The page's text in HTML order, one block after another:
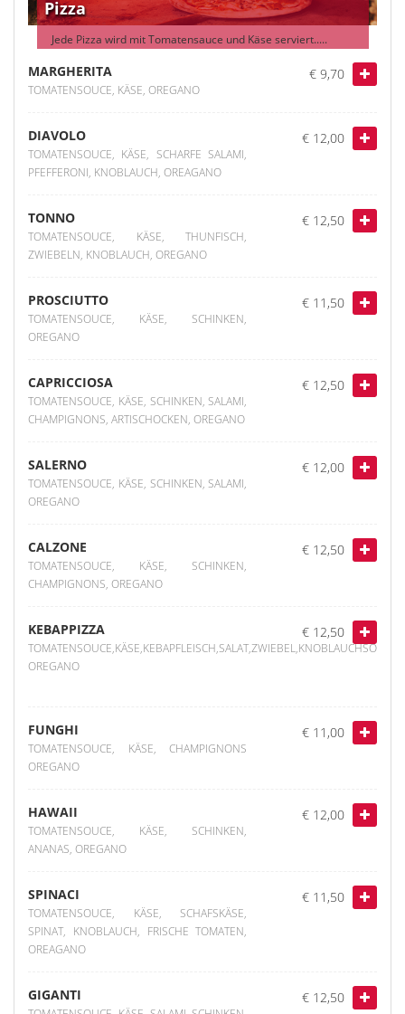
Pizza
Jede Pizza wird mit Tomatensauce und Käse serviert.....
MARGHERITA
TOMATENSOUCE, KÄSE, OREGANO
€ 9,70
DIAVOLO
TOMATENSOUCE, KÄSE, SCHARFE SALAMI,
PFEFFERONI, KNOBLAUCH, OREAGANO
€ 12,00
TONNO
TOMATENSOUCE, KÄSE, THUNFISCH,
ZWIEBELN, KNOBLAUCH, OREGANO
€ 12,50
PROSCIUTTO
TOMATENSOUCE, KÄSE, SCHINKEN,
OREGANO
€ 11,50
CAPRICCIOSA
TOMATENSOUCE, KÄSE, SCHINKEN, SALAMI,
CHAMPIGNONS, ARTISCHOCKEN, OREGANO
€ 12,50
SALERNO
TOMATENSOUCE, KÄSE, SCHINKEN, SALAMI,
OREGANO
€ 12,00
CALZONE
TOMATENSOUCE, KÄSE, SCHINKEN,
CHAMPIGNONS, OREGANO
€ 12,50
KEBAPPIZZA
OREGANO
€ 12,50
FUNGHI
TOMATENSOUCE, KÄSE, CHAMPIGNONS
OREGANO
€ 11,00
HAWAII
TOMATENSOUCE, KÄSE, SCHINKEN,
ANANAS, OREGANO
€ 12,00
SPINACI
TOMATENSOUCE, KÄSE, SCHAFSKÄSE,
SPINAT, KNOBLAUCH, FRISCHE TOMATEN,
OREAGANO
€ 11,50
GIGANTI € 12,50